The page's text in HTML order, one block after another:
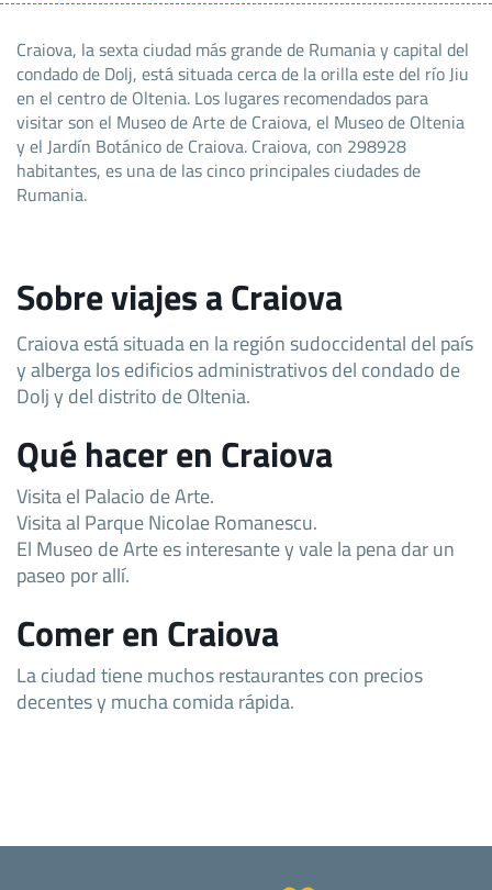
Craiova, la sexta ciudad más grande de Rumania y capital del
condado de Dolj, está situada cerca de la orilla este del río Jiu
en el centro de Oltenia. Los lugares recomendados para
visitar son el Museo de Arte de Craiova, el Museo de Oltenia
y el Jardín Botánico de Craiova. Craiova, con 298928
habitantes, es una de las cinco principales ciudades de
Rumania.
Sobre viajes a Craiova
Craiova está situada en la región sudoccidental del país
y alberga los edificios administrativos del condado de
Dolj y del distrito de Oltenia.
Qué hacer en Craiova
Visita el Palacio de Arte.
Visita al Parque Nicolae Romanescu.
El Museo de Arte es interesante y vale la pena dar un
paseo por allí.
Comer en Craiova
La ciudad tiene muchos restaurantes con precios
decentes y mucha comida rápida.